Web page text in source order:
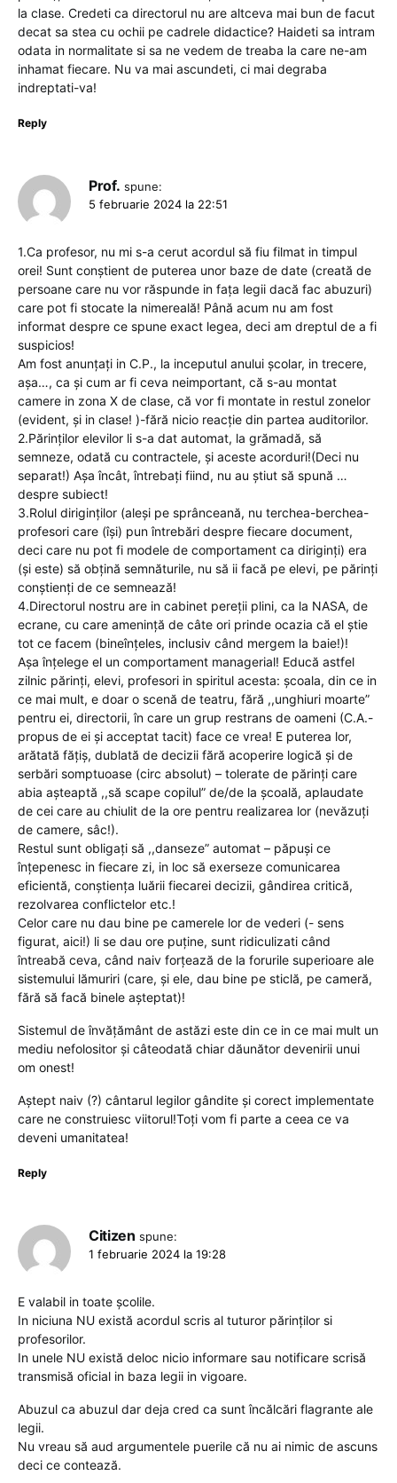
la clase. Credeti ca directorul nu are altceva mai bun de facut
decat sa stea cu ochii pe cadrele didactice? Haideti sa intram
odata in normalitate si sa ne vedem de treaba la care ne-am
inhamat fiecare. Nu va mai ascundeti, ci mai degraba
indreptati-va!
Reply
Prof. spune:
5 februarie 2024 la 22:51
1.Ca profesor, nu mi s-a cerut acordul să fiu filmat in timpul
orei! Sunt conștient de puterea unor baze de date (creată de
persoane care nu vor răspunde in fața legii dacă fac abuzuri)
care pot fi stocate la nimereală! Până acum nu am fost
informat despre ce spune exact legea, deci am dreptul de a fi
suspicios!
Am fost anunțați in C.P., la inceputul anului școlar, in trecere,
așa…, ca și cum ar fi ceva neimportant, că s-au montat
camere in zona X de clase, că vor fi montate in restul zonelor
(evident, și in clase! )-fără nicio reacție din partea auditorilor.
2.Părinților elevilor li s-a dat automat, la grămadă, să
semneze, odată cu contractele, și aceste acorduri!(Deci nu
separat!) Așa încât, întrebați fiind, nu au știut să spună …
despre subiect!
3.Rolul diriginților (aleși pe sprânceană, nu terchea-berchea-
profesori care (își) pun întrebări despre fiecare document,
deci care nu pot fi modele de comportament ca diriginți) era
(și este) să obțină semnăturile, nu să ii facă pe elevi, pe părinți
conștienți de ce semnează!
4.Directorul nostru are in cabinet pereții plini, ca la NASA, de
ecrane, cu care amenință de câte ori prinde ocazia că el știe
tot ce facem (bineînțeles, inclusiv când mergem la baie!)!
Așa înțelege el un comportament managerial! Educă astfel
zilnic părinți, elevi, profesori in spiritul acesta: școala, din ce in
ce mai mult, e doar o scenă de teatru, fără ,,unghiuri moarte”
pentru ei, directorii, în care un grup restrans de oameni (C.A.-
propus de ei și acceptat tacit) face ce vrea! E puterea lor,
arătată fățiș, dublată de decizii fără acoperire logică și de
serbări somptuoase (circ absolut) – tolerate de părinți care
abia așteaptă ,,să scape copilul” de/de la școală, aplaudate
de cei care au chiulit de la ore pentru realizarea lor (nevăzuți
de camere, sâc!).
Restul sunt obligați să ,,danseze” automat – păpuși ce
înțepenesc in fiecare zi, in loc să exerseze comunicarea
eficientă, conștiența luării fiecarei decizii, gândirea critică,
rezolvarea conflictelor etc.!
Celor care nu dau bine pe camerele lor de vederi (- sens
figurat, aici!) li se dau ore puține, sunt ridiculizati când
întreabă ceva, când naiv forțează de la forurile superioare ale
sistemului lămuriri (care, și ele, dau bine pe sticlă, pe cameră,
fără să facă binele așteptat)!
Sistemul de învățământ de astăzi este din ce in ce mai mult un
mediu nefolositor și câteodată chiar dăunător devenirii unui
om onest!
Aștept naiv (?) cântarul legilor gândite și corect implementate
care ne construiesc viitorul!Toți vom fi parte a ceea ce va
deveni umanitatea!
Reply
Citizen spune:
1 februarie 2024 la 19:28
E valabil in toate școlile.
In niciuna NU există acordul scris al tuturor părinților si
profesorilor.
In unele NU există deloc nicio informare sau notificare scrisă
transmisă oficial in baza legii in vigoare.
Abuzul ca abuzul dar deja cred ca sunt încălcări flagrante ale
legii.
Nu vreau să aud argumentele puerile că nu ai nimic de ascuns
deci ce contează.